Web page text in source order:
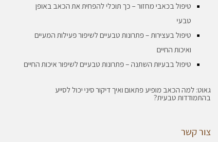
טיפול בכאבי מחזור – כך תוכלי להפחית את הכאב באופן
טבעי
טיפול בעצירות – פתרונות טבעיים לשיפור פעילות המעיים
ואיכות החיים
טיפול בבעיות השתנה – פתרונות טבעיים לשיפור איכות החיים
גאוט: למה הכאב מופיע פתאום ואיך דיקור סיני יכול לסייע
בהתמודדות טבעית?
צור קשר